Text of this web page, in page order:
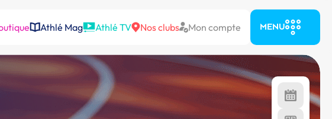
Athlé Mag Athlé TV Nos clubs Mon compte MENU